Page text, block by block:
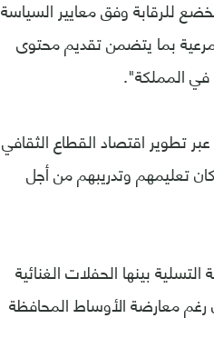
للرقابة وفق معايير السياسة
بما يتضمن تقديم محتوى
في المملكة".
تطوير اقتصاد القطاع الثقافي
تعليمهم وتدريبهم من أجل
بينها الحفلات الغنائية
معارضة الأوساط المحافظة